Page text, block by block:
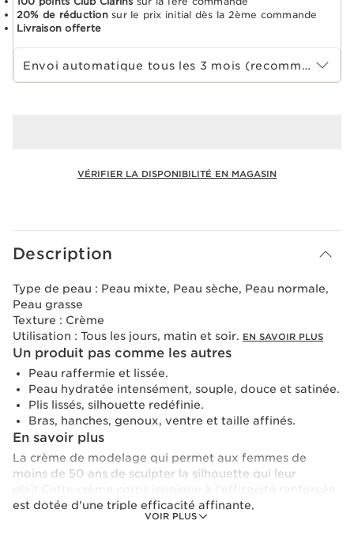
20% de réductionsur le prix initial dès la 2ème commande
Livraison offerte
Choisir la période d''abonnement
Envoi automatique tous les 3 mois (recommandé)
VÉRIFIER LA DISPONIBILITÉ EN MAGASIN
Description
VOIR PLUS
Type de peau : Peau mixte, Peau sèche, Peau normale,
Peau grasse
Texture : Crème
Utilisation : Tous les jours, matin et soir. EN SAVOIR PLUS
Un produit pas comme les autres
Peau raffermie et lissée.
Peau hydratée intensément, souple, douce et satinée.
Plis lissés, silhouette redéfinie.
Bras, hanches, genoux, ventre et taille affinés.
En savoir plus
La crème de modelage qui permet aux femmes de
moins de 50 ans de sculpter la silhouette qui leur
plaît.Cette crème corps iconique à l'efficacité renforcée
est dotée d'une triple efficacité affinante,
raffermissante et embellissante. Elle combat les graisses